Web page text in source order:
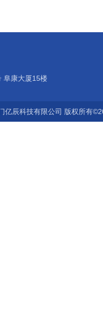
阜康大厦15楼
亿辰科技有限公司 版权所有